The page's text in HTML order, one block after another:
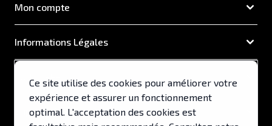
Mon compte
Informations Légales
Support & Services
Ce site utilise des cookies pour améliorer votre
expérience et assurer un fonctionnement
optimal. L'acceptation des cookies est